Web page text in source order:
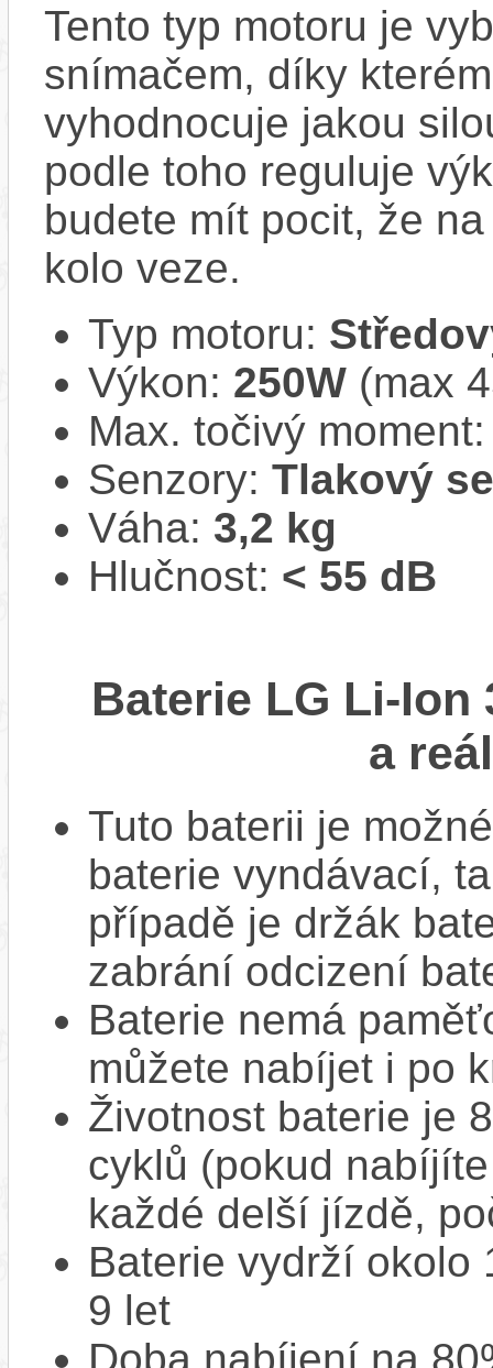
Tento typ motoru je
snímačem, díky
vyhodnocuje jakou
podle toho reguluje
budete mít pocit, že
kolo veze.
Typ motoru:
Výkon: 250W (max
Max. točivý
Senzory: Tlakový
Váha: 3,2 kg
Hlučnost: < 55 dB
Baterie LG Li-Ion
a
Tuto baterii je
baterie vyndávací,
případě je držák
zabrání odcizení
Baterie nemá
můžete nabíjet i po
Životnost baterie je
cyklů (pokud
každé delší jízdě,
Baterie vydrží okolo
9 let
Doba nabíjení na